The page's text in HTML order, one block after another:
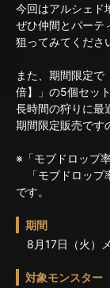
今回はアルシェド
ぜひ仲間とパーテ
狙ってみてくださ
また、期間限定
倍】」の5個セッ
長時間の狩りに最
期間限定販売です
※「モブドロップ
「モブドロップ
です。
期間
8月17日（火）
対象モンスター